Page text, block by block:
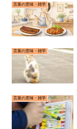
言葉の意味・雑学
言葉の意味・雑学
言葉の意味・雑学